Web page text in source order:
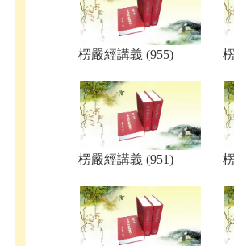
楞嚴經講義 (955)
楞嚴經講義 (951)